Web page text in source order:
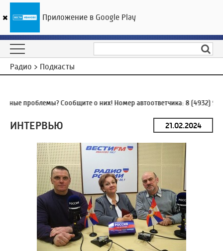
ГТРК «Ивтелерадио»
Радио > Подкасты
проблемы? Сообщите о них! Номер автоответчика:8 (4932)
ИНТЕРВЬЮ
Приложение в Google Play